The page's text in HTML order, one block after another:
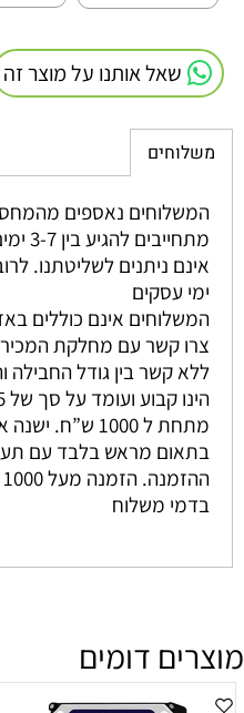
שאל אותנו על מוצר זה
משלוחים
המשלוחים נאספים מהמחסן
ימי עסקים
המשלוחים אינם כוללים
צרו קשר עם מחלקת המכירות 073-
ללא קשר בין גודל
מתחת ל 1000
בתאום מראש בלבד עם
בדמי משלוח
מוצרים דומים